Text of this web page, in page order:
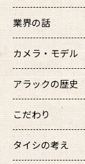
業界の話
カメラ・モデル
アラックの歴史
こだわり
タイシの考え